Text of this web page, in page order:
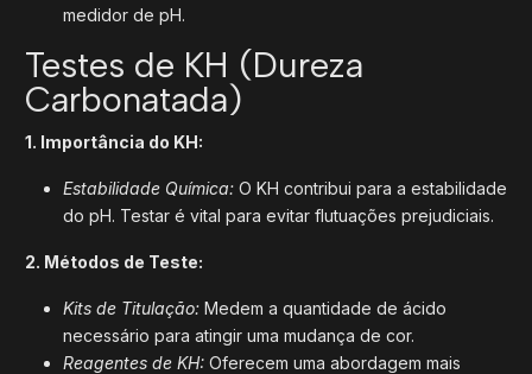
medidor de pH.
Testes de KH (Dureza
Carbonatada)
1. Importância do KH:
Estabilidade Química: O KH contribui para a estabilidade
do pH. Testar é vital para evitar flutuações prejudiciais.
2. Métodos de Teste:
Kits de Titulação: Medem a quantidade de ácido
necessário para atingir uma mudança de cor.
Reagentes de KH: Oferecem uma abordagem mais